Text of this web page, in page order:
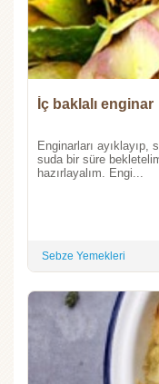
İç baklalı enginar
Enginarları
suda bir süre
hazırlayalım. Engi...
Sebze Yemekleri